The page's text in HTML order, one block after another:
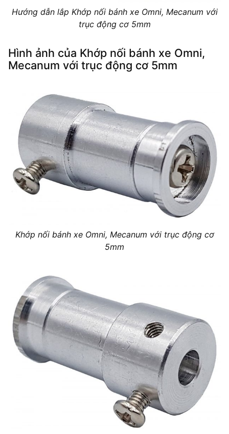
Hướng dẫn lắp Khớp nối bánh xe Omni, Mecanum với
trục động cơ 5mm
Hình ảnh của Khớp nối bánh xe Omni,
Mecanum với trục động cơ 5mm
Khớp nối bánh xe Omni, Mecanum với trục động cơ
5mm